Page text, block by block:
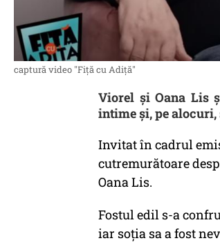
captură video "Fiță cu Adiță"
Viorel și Oana Lis
intime și, pe alocuri,
Invitat în cadrul
cutremurătoare
Oana Lis.
Fostul edil s-a
iar soția sa a fost